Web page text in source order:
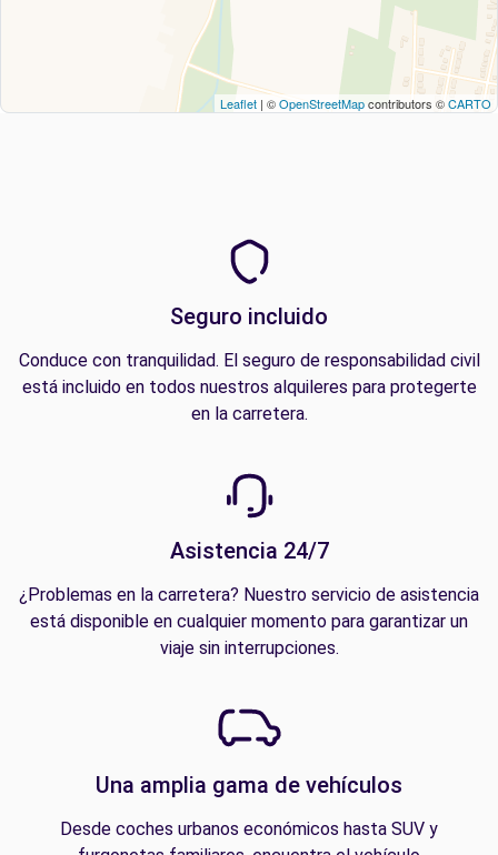
Leaflet | ©OpenStreetMapcontributors ©CARTO
Seguro incluido
Conduce con tranquilidad. El seguro de responsabilidad civil
está incluido en todos nuestros alquileres para protegerte
en la carretera.
Asistencia 24/7
¿Problemas en la carretera? Nuestro servicio de asistencia
está disponible en cualquier momento para garantizar un
viaje sin interrupciones.
Una amplia gama de vehículos
Desde coches urbanos económicos hasta SUV y